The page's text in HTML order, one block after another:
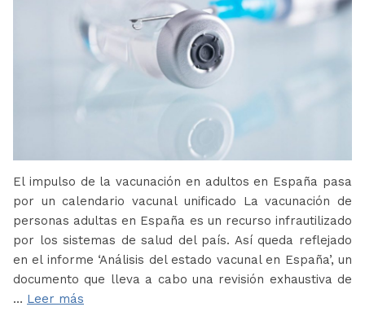
El impulso de la vacunación en adultos en España pasa
por un calendario vacunal unificado La vacunación de
personas adultas en España es un recurso infrautilizado
por los sistemas de salud del país. Así queda reflejado
en el informe ‘Análisis del estado vacunal en España’, un
documento que lleva a cabo una revisión exhaustiva de
… Leer más